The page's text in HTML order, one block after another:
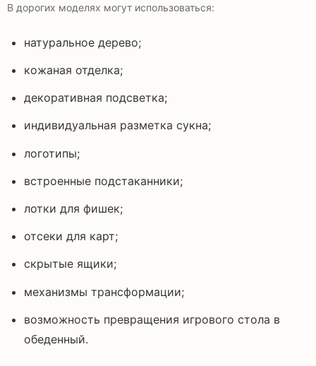
В дорогих моделях могут использоваться:
натуральное дерево;
кожаная отделка;
декоративная подсветка;
индивидуальная разметка сукна;
логотипы;
встроенные подстаканники;
лотки для фишек;
отсеки для карт;
скрытые ящики;
механизмы трансформации;
возможность превращения игрового стола в
обеденный.